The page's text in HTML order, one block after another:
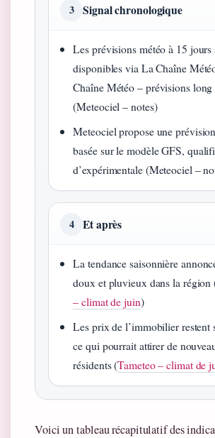
3 Signal chronologique
Les prévisions météo à 15 jours
disponibles via La Chaîne
Chaîne Météo – prévisions long
(Meteociel – notes)
Meteociel propose une
basée sur le modèle GFS,
d’expérimentale (Meteociel –
4 Et après
La tendance saisonnière
doux et pluvieux dans la région
– climat de juin)
Les prix de l’immobilier restent
ce qui pourrait attirer de
résidents (Tameteo – climat de
Voici un tableau récapitulatif des